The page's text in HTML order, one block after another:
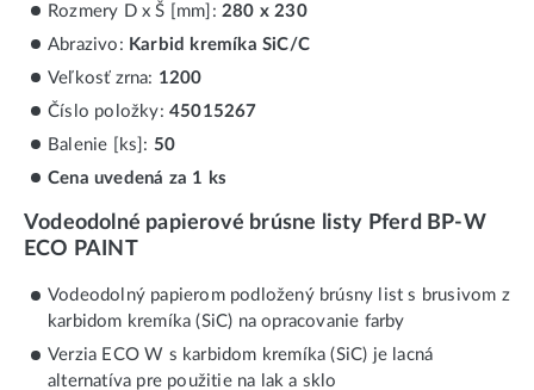
Rozmery D x Š [mm]: 280 x 230
Abrazivo: Karbid kremíka SiC/C
Veľkosť zrna: 1200
Číslo položky: 45015267
Balenie [ks]: 50
Cena uvedená za 1 ks
Vodeodolné papierové brúsne listy Pferd BP-W
ECO PAINT
Vodeodolný papierom podložený brúsny list s brusivom z
karbidom kremíka (SiC) na opracovanie farby
Verzia ECO W s karbidom kremíka (SiC) je lacná
alternatíva pre použitie na lak a sklo